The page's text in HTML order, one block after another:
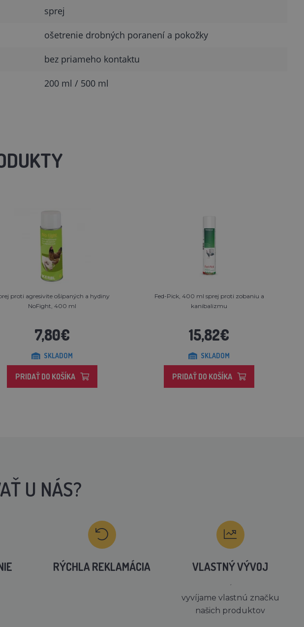
sprej
ošetrenie drobných poranení a pokožky
bez priameho kontaktu
200 ml / 500 ml
proti agresivite ošípaných a hydiny
NoFight, 400 ml
7,80€
SKLADOM
PRIDAŤ DO KOŠÍKA
Fed-Pick, 400 ml sprej proti zobaniu a
kanibalizmu
15,82€
SKLADOM
PRIDAŤ DO KOŠÍKA
U NÁS?
RÝCHLA REKLAMÁCIA VLASTNÝ VÝVOJ
´
vyvíjame vlastnú značku
našich produktov